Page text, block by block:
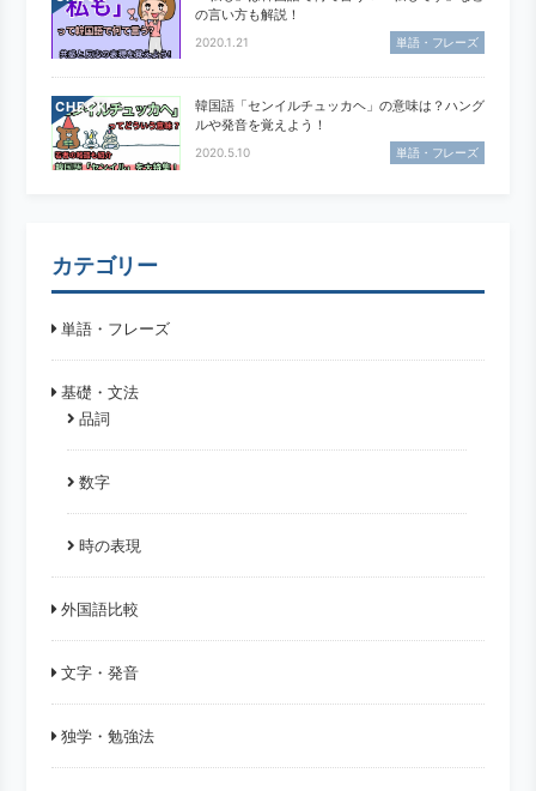
の言い方も解説！
2020.1.21 単語・フレーズ
CHECK
韓国語「センイルチュッカヘ」の意味は？ハング
ルや発音を覚えよう！
2020.5.10 単語・フレーズ
カテゴリー
単語・フレーズ
基礎・文法
品詞
数字
時の表現
外国語比較
文字・発音
独学・勉強法